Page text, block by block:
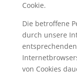
Cookie.
Die betroffene
durch unsere
von Cookies